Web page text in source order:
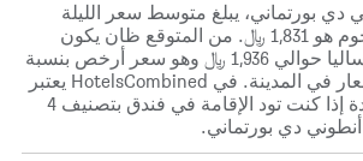
دي بورتماني، يبلغ متوسط ​​سعر الليلة
للفنادق بتصنيف 4 نجوم هو 1,831 ﷼. من المتوقع ظان يكون
سعر الليلة في كان ساليا حوالي 1,936 ﷼ وهو سعر أرخص بنسبة
5% من متوسط الأسعار في المدينة. في HotelsCombined يعتبر
كان ساليا صفقة جيدة إذا كنت تود الإقامة في فندق بتصنيف 4
دي بورتماني.